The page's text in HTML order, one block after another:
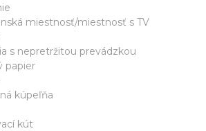
miestnosť/miestnosť s TV
s nepretržitou prevádzkou
papier
kúpeľňa
kút